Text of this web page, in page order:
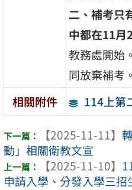
二、補考只
中都在11月
教務處開始。
同放棄補考。
相關附件
114上第
【2025-11-11】
動」相關衛教文宣
【2025-11-10】
申請入學、分發入學三招